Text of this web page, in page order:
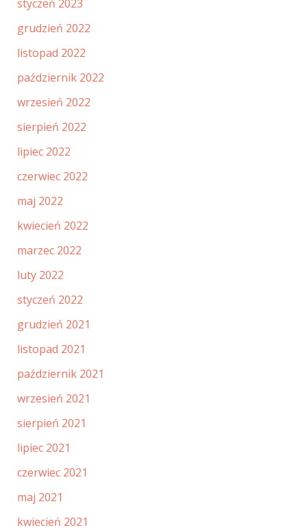
styczeń 2023
grudzień 2022
listopad 2022
październik 2022
wrzesień 2022
sierpień 2022
lipiec 2022
czerwiec 2022
maj 2022
kwiecień 2022
marzec 2022
luty 2022
styczeń 2022
grudzień 2021
listopad 2021
październik 2021
wrzesień 2021
sierpień 2021
lipiec 2021
czerwiec 2021
maj 2021
kwiecień 2021